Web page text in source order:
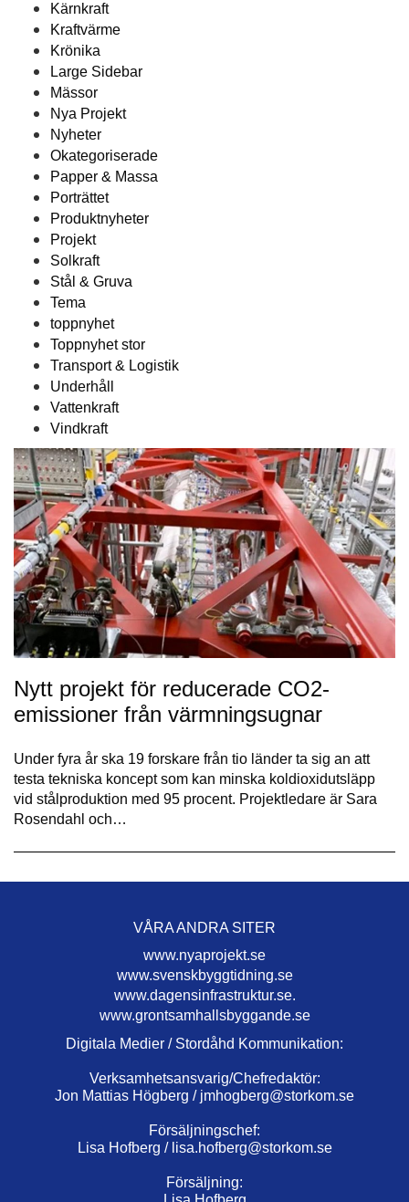
Kärnkraft
Kraftvärme
Krönika
Large Sidebar
Mässor
Nya Projekt
Nyheter
Okategoriserade
Papper & Massa
Porträttet
Produktnyheter
Projekt
Solkraft
Stål & Gruva
Tema
toppnyhet
Toppnyhet stor
Transport & Logistik
Underhåll
Vattenkraft
Vindkraft
Nytt projekt för reducerade CO2-
emissioner från värmningsugnar
Under fyra år ska 19 forskare från tio länder ta sig an att
testa tekniska koncept som kan minska koldioxidutsläpp
vid stålproduktion med 95 procent. Projektledare är Sara
Rosendahl och…
VÅRA ANDRA SITER
www.nyaprojekt.se
www.svenskbyggtidning.se
www.dagensinfrastruktur.se.
www.grontsamhallsbyggande.se
Digitala Medier / Stordåhd Kommunikation:
Verksamhetsansvarig/Chefredaktör:
Jon Mattias Högberg / jmhogberg@storkom.se
Försäljningschef:
Lisa Hofberg / lisa.hofberg@storkom.se
Försäljning: